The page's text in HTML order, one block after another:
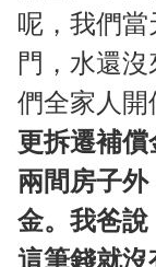
呢，我們
門，水還
們全家人
更拆遷補
兩間房子
金。我爸說
這筆錢就沒